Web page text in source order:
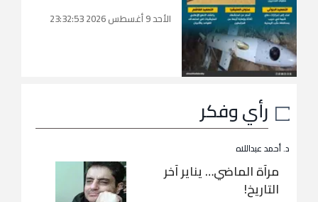
الأحد 9 أغسطس 2026 23:32:53
رأي وفكر
د. أحمد عبداللاه
مرآة الماضي… يناير آخر
التاريخ!